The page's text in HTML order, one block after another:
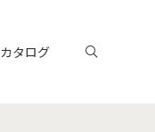
カタログ